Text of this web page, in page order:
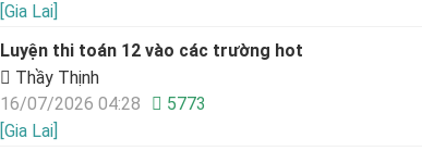
[Gia Lai]
Luyện thi toán 12 vào các trường hot
Thầy Thịnh
16/07/2026 04:28
5773
[Gia Lai]